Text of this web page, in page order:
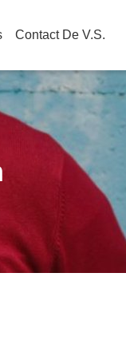
Contact De V.s.